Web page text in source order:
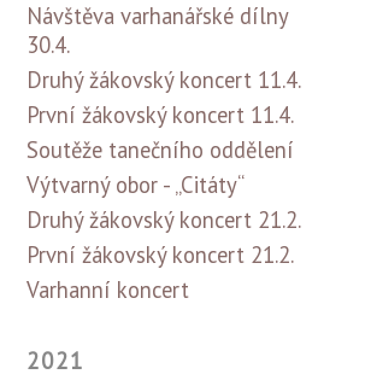
Návštěva varhanářské dílny
30.4.
Druhý žákovský koncert 11.4.
První žákovský koncert 11.4.
Soutěže tanečního oddělení
Výtvarný obor - „Citáty“
Druhý žákovský koncert 21.2.
První žákovský koncert 21.2.
Varhanní koncert
2021